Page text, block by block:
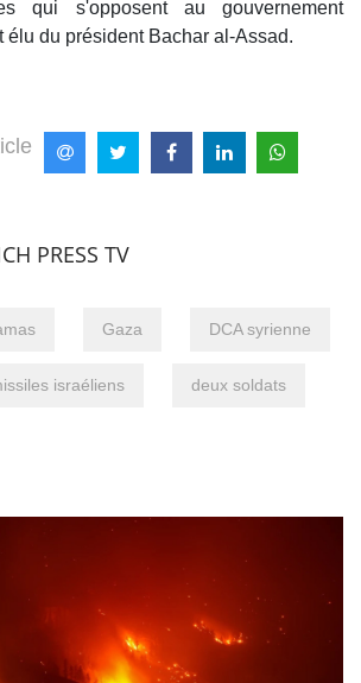
qui s'opposent au gouvernement
élu du président Bachar al-Assad.
PRESS TV
Gaza DCA syrienne
israéliens deux soldats